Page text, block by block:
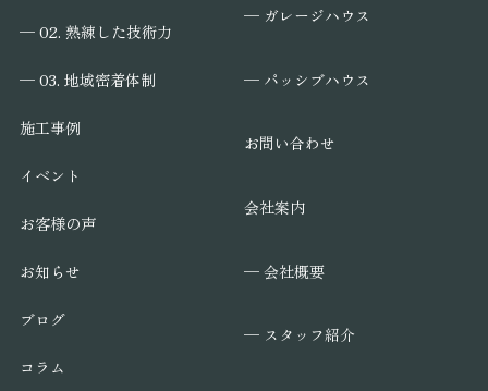
─ 02. 熟練した技術力
─ 03. 地域密着体制
施工事例
イベント
お客様の声
お知らせ
ブログ
コラム
─ ガレージハウス
─ パッシブハウス
お問い合わせ
会社案内
─ 会社概要
─ スタッフ紹介